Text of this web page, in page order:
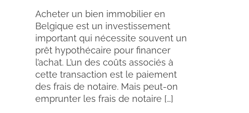
Acheter un bien immobilier en
Belgique est un investissement
important qui nécessite souvent un
prêt hypothécaire pour financer
l’achat. L’un des coûts associés à
cette transaction est le paiement
des frais de notaire. Mais peut-on
emprunter les frais de notaire […]